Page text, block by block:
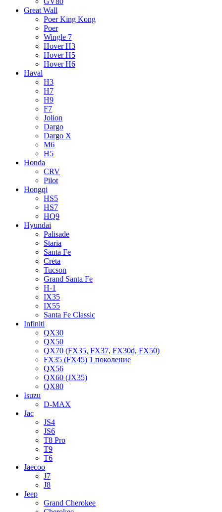
Great Wall
Poer King Kong
Poer
Wingle 7
Hover H3
Hover H5
Hover H6
Haval
H3
H7
H9
F7
Jolion
Dargo
Dargo X
M6
H5
Honda
CRV
Pilot
Hongqi
HS5
HS7
HQ9
Hyundai
Palisade
Staria
Santa Fe
Creta
Tucson
Grand Santa Fe
H-1
IX35
IX55
Santa Fe Classic
Infiniti
QX30
QX50
QX70 (FX35, FX37, FX30d, FX50)
FX35 (FX45) 1 поколение
QX56
QX60 (JX35)
QX80
Isuzu
D-MAX
Jac
JS4
JS6
T8 Pro
T9
T6
Jaecoo
J7
J8
Jeep
Grand Cherokee